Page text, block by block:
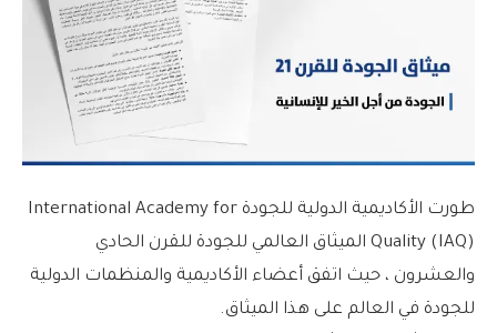
طورت الأكاديمية الدولية للجودة International Academy for
Quality (IAQ) الميثاق العالمي للجودة للقرن الحادي
والعشرون ، حيث اتفق أعضاء الأكاديمية والمنظمات الدولية
للجودة في العالم على هذا الميثاق.